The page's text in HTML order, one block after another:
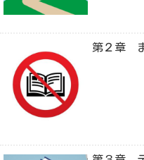
第２章